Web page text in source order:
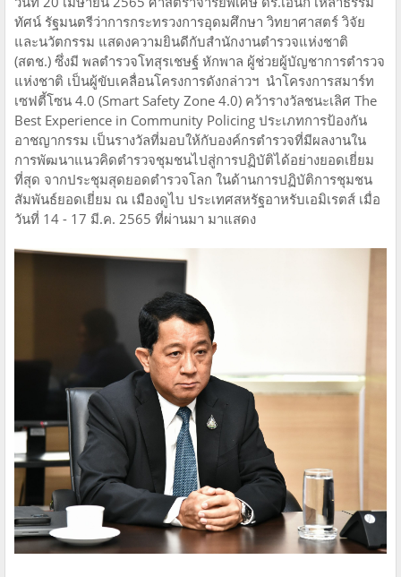
ทัศน์ รัฐมนตรีว่าการกระทรวงการอุดมศึกษา วิทยาศาสตร์ วิจัย
และนวัตกรรม แสดงความยินดีกับสำนักงานตำรวจแห่งชาติ
(สตช.) ซึ่งมี พลตำรวจโทสุรเชษฐ์ หักพาล ผู้ช่วยผู้บัญชาการตำรวจ
แห่งชาติ เป็นผู้ขับเคลื่อนโครงการดังกล่าวฯ นำโครงการสมาร์ท
เซฟตี้โซน 4.0 (Smart Safety Zone 4.0) คว้ารางวัลชนะเลิศ The
Best Experience in Community Policing ประเภทการป้องกัน
อาชญากรรม เป็นรางวัลที่มอบให้กับองค์กรตํารวจที่มีผลงานใน
การพัฒนาแนวคิดตํารวจชุมชนไปสู่การปฏิบัติได้อย่างยอดเยี่ยม
ที่สุด จากประชุมสุดยอดตํารวจโลก ในด้านการปฏิบัติการชุมชน
สัมพันธ์ยอดเยี่ยม ณ เมืองดูไบ ประเทศสหรัฐอาหรับเอมิเรตส์ เมื่อ
วันที่ 14 - 17 มี.ค. 2565 ที่ผ่านมา มาแสดง